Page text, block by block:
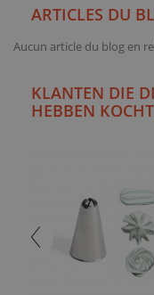
ARTICLES DU
Aucun article du blog en
KLANTEN DIE
HEBBEN